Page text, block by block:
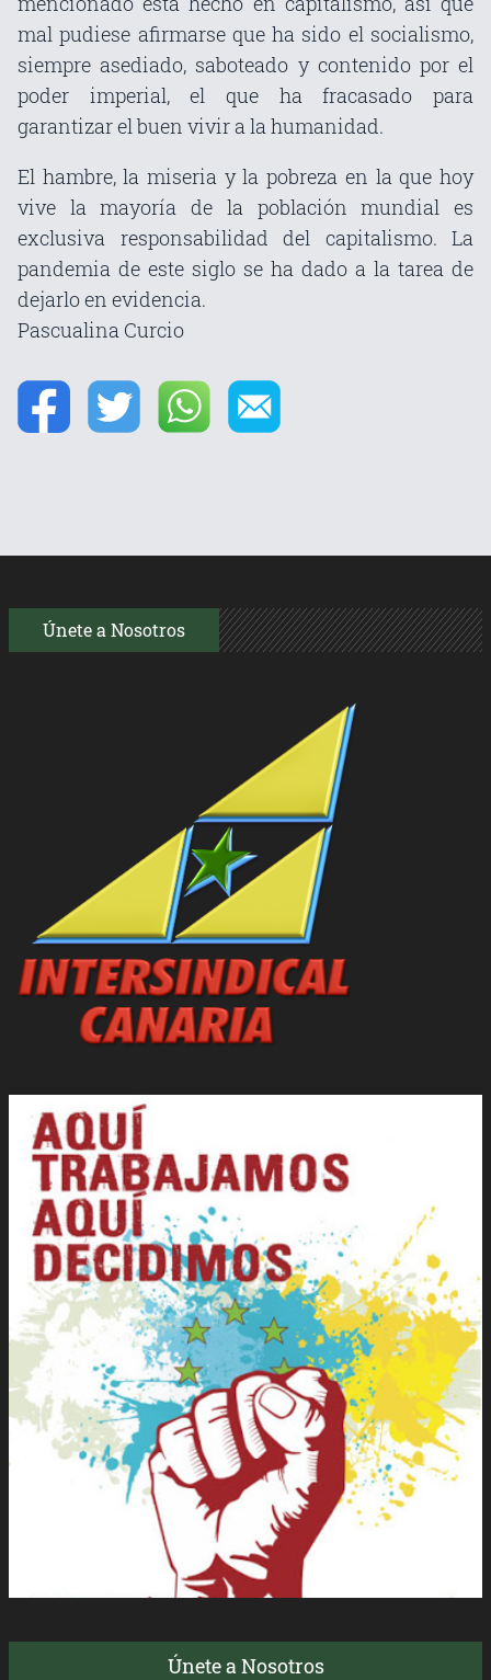
mal pudiese afirmarse que ha sido el socialismo,
siempre asediado, saboteado y contenido por el
poder imperial, el que ha fracasado para
garantizar el buen vivir a la humanidad.
El hambre, la miseria y la pobreza en la que hoy
vive la mayoría de la población mundial es
exclusiva responsabilidad del capitalismo. La
pandemia de este siglo se ha dado a la tarea de
dejarlo en evidencia.
Pascualina Curcio
Únete a Nosotros
Únete a Nosotros